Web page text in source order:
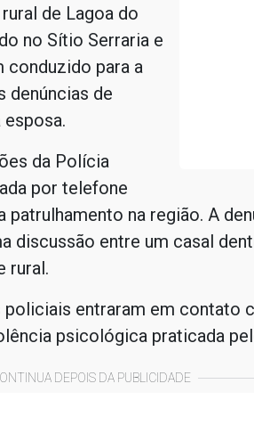
de Lagoa do
no Sítio Serraria e
conduzido para a
denúncias de
da Polícia
por telefone
patrulhamento na região. A
discussão entre um casal
rural.
entraram em contato
psicológica praticada
DEPOIS DA PUBLICIDADE